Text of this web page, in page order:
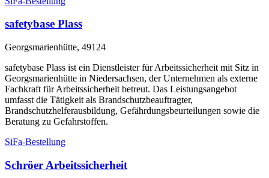
safetybase Plass
Georgsmarienhütte, 49124
safetybase Plass ist ein Dienstleister für Arbeitssicherheit mit Sitz in
Georgsmarienhütte in Niedersachsen, der Unternehmen als externe
Fachkraft für Arbeitssicherheit betreut. Das Leistungsangebot
umfasst die Tätigkeit als Brandschutzbeauftragter,
Brandschutzhelferausbildung, Gefährdungsbeurteilungen sowie die
Beratung zu Gefahrstoffen.
SiFa-Bestellung
Schröer Arbeitssicherheit